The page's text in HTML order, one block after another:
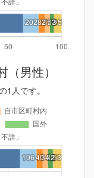
男性）
1人です。